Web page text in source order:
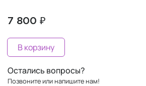
7 800 ₽
В корзину
Остались вопросы?
Позвоните или напишите нам!